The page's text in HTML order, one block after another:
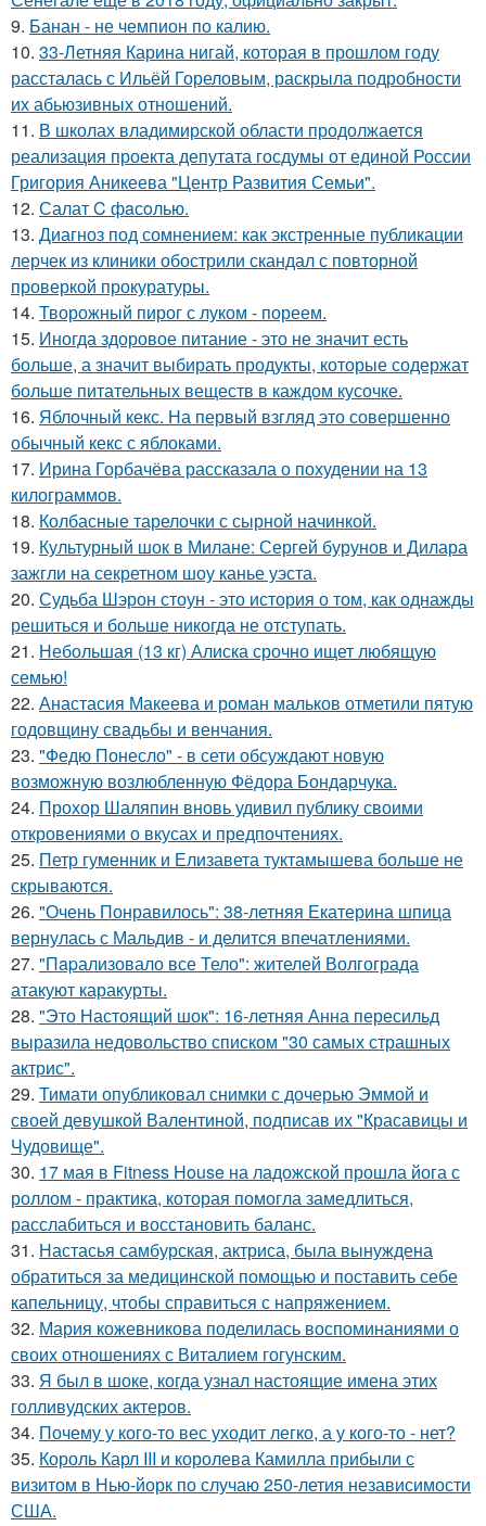
9. Банан - не чемпион по калию.
10. 33-Летняя Карина нигай, которая в прошлом году
рассталась с Ильёй Гореловым, раскрыла подробности
их абьюзивных отношений.
11. В школах владимирской области продолжается
реализация проекта депутата госдумы от единой России
Григория Аникеева "Центр Развития Семьи".
12. Салат C фaсoлью.
13. Диагноз под сомнением: как экстренные публикации
лерчек из клиники обострили скандал с повторной
проверкой прокуратуры.
14. Творожный пирог с луком - пореем.
15. Иногда здоровое питание - это не значит есть
больше, а значит выбирать продукты, которые содержат
больше питательных веществ в каждом кусочке.
16. Яблочный кекс. На первый взгляд это совершенно
обычный кекс с яблоками.
17. Ирина Горбачёва рассказала о похудении на 13
килограммов.
18. Колбасные тарелочки с сырной начинкой.
19. Культурный шок в Милане: Сергей бурунов и Дилара
зажгли на секретном шоу канье уэста.
20. Судьба Шэрон стоун - это история о том, как однажды
решиться и больше никогда не отступать.
21. Небольшая (13 кг) Алиска срочно ищет любящую
семью!
22. Анастасия Макеева и роман мальков отметили пятую
годовщину свадьбы и венчания.
23. "Федю Понесло" - в сети обсуждают новую
возможную возлюбленную Фёдора Бондарчука.
24. Прохор Шаляпин вновь удивил публику своими
откровениями о вкусах и предпочтениях.
25. Петр гуменник и Елизавета туктамышева больше не
скрываются.
26. "Очень Понравилось": 38-летняя Екатерина шпица
вернулась с Мальдив - и делится впечатлениями.
27. "Пapализовало все Тело": жителей Волгограда
атакуют каракурты.
28. "Это Настоящий шок": 16-летняя Анна пересильд
выразила недовольство списком "30 самых страшных
актрис".
29. Тимати опубликовал снимки с дочерью Эммой и
своей девушкой Валентиной, подписав их "Красавицы и
Чудовище".
30. 17 мая в Fitness House на ладожской прошла йога с
роллом - практика, которая помогла замедлиться,
расслабиться и восстановить баланс.
31. Настасья самбурская, актриса, была вынуждена
обратиться за медицинской помощью и поставить себе
капельницу, чтобы справиться с напряжением.
32. Мария кожевникова поделилась воспоминаниями о
своих отношениях с Виталием гогунским.
33. Я был в шоке, когда узнал настоящие имена этих
голливудских актеров.
34. Почему у кого-то вес уходит легко, а у кого-то - нет?
35. Король Карл III и королева Камилла прибыли с
визитом в Нью-йорк по случаю 250-летия независимости
США.